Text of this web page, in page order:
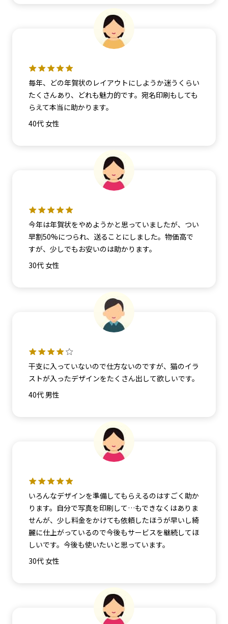
毎年、どの年賀状のレイアウトにしようか迷うくらい
たくさんあり、どれも魅力的です。宛名印刷もしても
らえて本当に助かります。
40代 女性
今年は年賀状をやめようかと思っていましたが、つい
早割50%につられ、送ることにしました。物価高で
すが、少しでもお安いのは助かります。
30代 女性
干支に入っていないので仕方ないのですが、猫のイラ
ストが入ったデザインをたくさん出して欲しいです。
40代 男性
いろんなデザインを準備してもらえるのはすごく助か
ります。自分で写真を印刷して…もできなくはありま
せんが、少し料金をかけても依頼したほうが早いし綺
麗に仕上がっているので今後もサービスを継続してほ
しいです。今後も使いたいと思っています。
30代 女性